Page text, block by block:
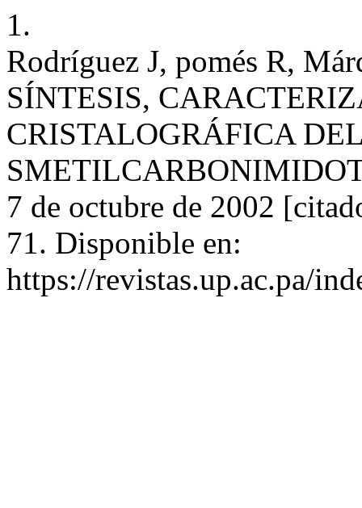
1.
Rodríguez J, pomés R,
SÍNTESIS,
CRISTALOGRÁFICA
7 de octubre de 2002
71. Disponible en:
https://revistas.up.ac.pa/